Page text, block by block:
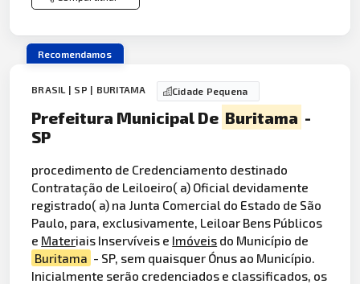
Recomendamos
BRASIL | SP | BURITAMA Cidade Pequena
Prefeitura Municipal De Buritama -
SP
procedimento de Credenciamento destinado
Contratação de Leiloeiro( a) Oficial devidamente
registrado( a) na Junta Comercial do Estado de São
Paulo, para, exclusivamente, Leiloar Bens Públicos
e Materiais Inservíveis e Imóveis do Município de
Buritama - SP, sem quaisquer Ónus ao Município.
Inicialmente serão credenciados e classificados, os